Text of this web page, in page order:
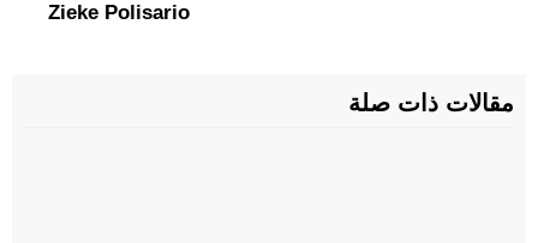
Zieke Polisario
مقالات ذات صلة